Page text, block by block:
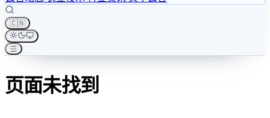
🇨🇳
页面未找到